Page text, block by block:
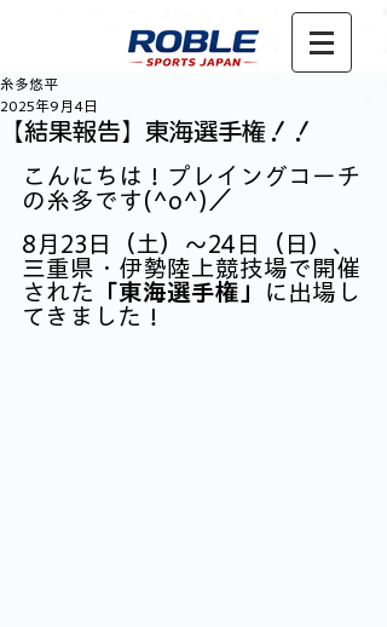
【結果報告】東海選手権！！
糸多悠平
2025年9月4日
こんにちは！プレイングコーチ
の糸多です(^o^)／
8月23日（土）～24日（日）、
三重県・伊勢陸上競技場で開催
された 「東海選手権」
に出場し
てきました！